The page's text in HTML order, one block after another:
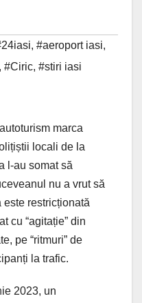
, #aeroport iasi,
, #Ciric, #stiri iasi
marca
locali de la
l-au somat să
nu a vrut să
restricționată
cu “agitație” din
pe “ritmuri” de
la trafic.
2023, un